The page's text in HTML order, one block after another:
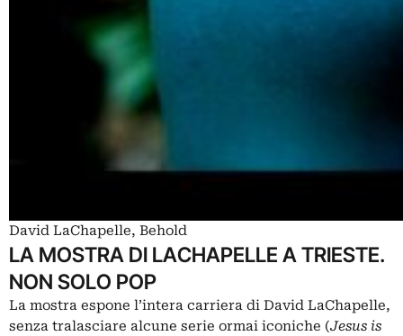
David LaChapelle, Behold
LA MOSTRA DI LACHAPELLE A TRIESTE.
NON SOLO POP
La mostra espone l’intera carriera di David LaChapelle,
senza tralasciare alcune serie ormai iconiche (Jesus is